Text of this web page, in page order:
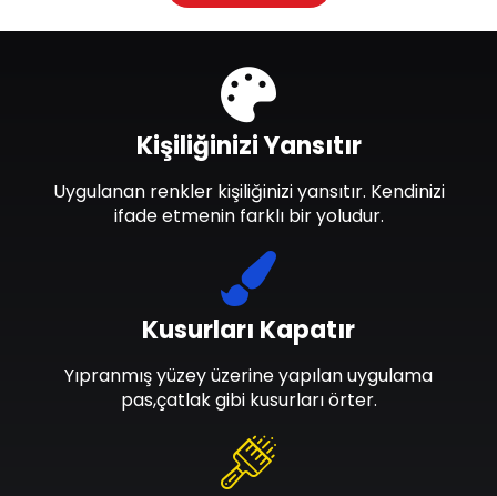
Kusurları Kapatır
Yıpranmış yüzey üzerine yapılan uygulama
pas,çatlak gibi kusurları örter.
Kişiliğinizi Yansıtır
Uygulanan renkler kişiliğinizi yansıtır. Kendinizi
ifade etmenin farklı bir yoludur.